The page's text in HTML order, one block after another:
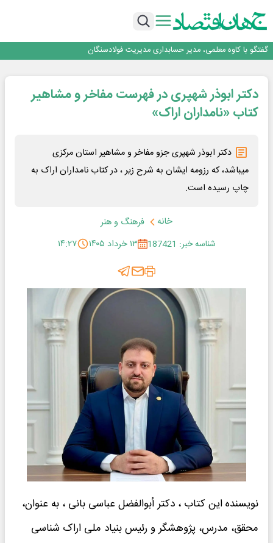
افتتاح بزرگ‌ترین و مجهزترین آموزشگاه فنی وحرفه ای آزاد تخصصی انرژی‌های نو و
حیات اکتشافات غدیر در هاله‌ای از ابهام
فولاد مبارکه اصفهان
افتتاح بزرگ‌ترین و مجهزترین آموزشگاه فنی وحرفه ای آزاد تخصصی انرژی‌های نو و
تجدیدپذیر با حضور استاندار اصفهان
دکتر ابوذر شهپری در فهرست مفاخر و مشاهیر
کتاب «نامداران اراک»
دکتر ابوذر شهپری جزو مفاخر و مشاهیر استان مرکزی
میباشد، که رزومه ایشان به شرح زیر ، در کتاب نامداران اراک به
چاپ رسیده است.
خانه
فرهنگ و هنر
شناسه خبر: 187421
۱۳ خرداد ۱۴۰۵ ۱۴:۲۷
نویسنده این کتاب ، دکتر أبوالفضل عباسی بانی ، به عنوان،
محقق، مدرس، پژوهشگر و رئیس بنیاد ملی اراک شناسی